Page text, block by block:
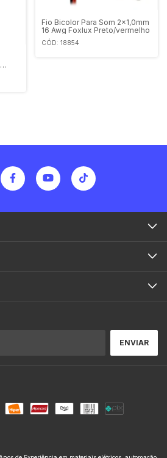
Fio Bicolor Para Som 2x1,0mm
16 Awg Foxlux Preto/vermelho
CÓD: 18854